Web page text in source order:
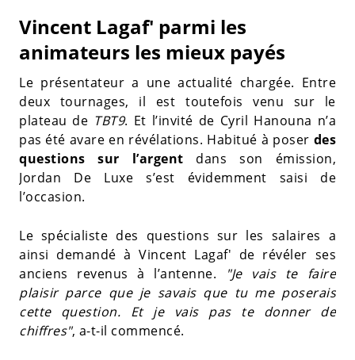
Vincent Lagaf' parmi les
animateurs les mieux payés
Le présentateur a une actualité chargée. Entre
deux tournages, il est toutefois venu sur le
plateau de TBT9. Et l’invité de Cyril Hanouna n’a
pas été avare en révélations. Habitué à poser des
questions sur l’argent dans son émission,
Jordan De Luxe s’est évidemment saisi de
l’occasion.
Le spécialiste des questions sur les salaires a
ainsi demandé à Vincent Lagaf' de révéler ses
anciens revenus à l’antenne.
"Je vais te faire
plaisir parce que je savais que tu me poserais
cette question. Et je vais pas te donner de
chiffres", a-t-il commencé.